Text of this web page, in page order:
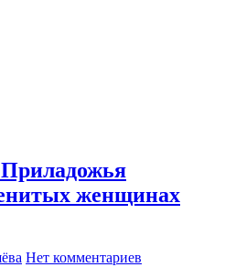
женщинах
Нет комментариев